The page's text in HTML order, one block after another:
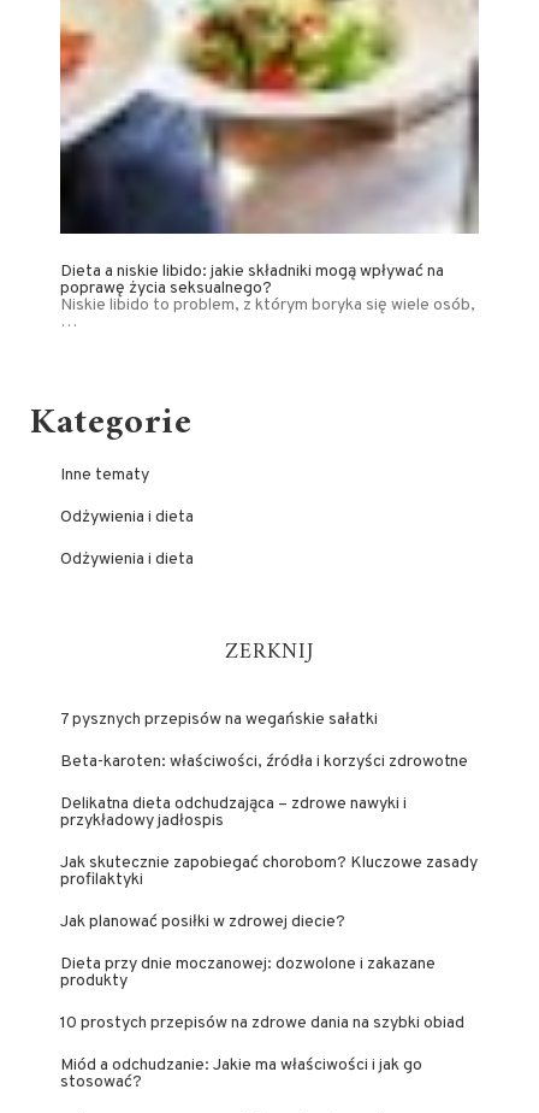
Dieta a niskie libido: jakie składniki mogą wpływać na
poprawę życia seksualnego?
Niskie libido to problem, z którym boryka się wiele osób,
…
Kategorie
Inne tematy
Odżywienia i dieta
Odżywienia i dieta
ZERKNIJ
7 pysznych przepisów na wegańskie sałatki
Beta-karoten: właściwości, źródła i korzyści zdrowotne
Delikatna dieta odchudzająca – zdrowe nawyki i
przykładowy jadłospis
Jak skutecznie zapobiegać chorobom? Kluczowe zasady
profilaktyki
Jak planować posiłki w zdrowej diecie?
Dieta przy dnie moczanowej: dozwolone i zakazane
produkty
10 prostych przepisów na zdrowe dania na szybki obiad
Miód a odchudzanie: Jakie ma właściwości i jak go
stosować?